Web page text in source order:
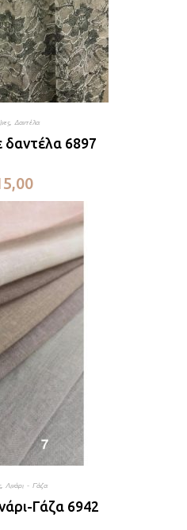
, Δαντέλα
δαντέλα 6897
, Λινάρι - Γάζα
Γάζα 6942